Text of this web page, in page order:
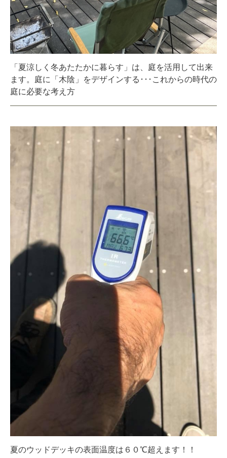
「夏涼しく冬あたたかに暮らす」は、庭を活用して出来
ます。庭に「木陰」をデザインする･･･これからの時代の
庭に必要な考え方
夏のウッドデッキの表面温度は６０℃超えます！！